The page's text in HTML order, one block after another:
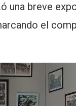
una breve
el